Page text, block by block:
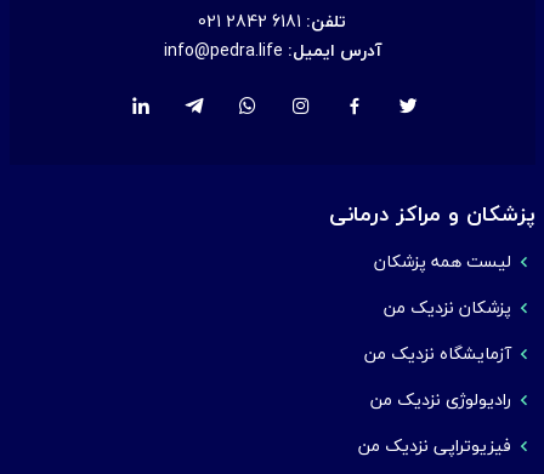
تلفن: 021 2842 6181
آدرس ایمیل: info@pedra.life
پزشکان و مراکز درمانی
لیست همه پزشکان
پزشکان نزدیک من
آزمایشگاه نزدیک من
رادیولوژی نزدیک من
فیزیوتراپی نزدیک من